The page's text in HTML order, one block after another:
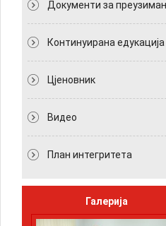
Документи за
Континуирана едукација
Цјеновник
Видео
План интегритета
Галерија